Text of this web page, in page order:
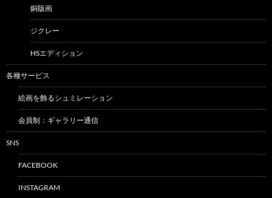
銅版画
ジクレー
HSエディション
各種サービス
絵画を飾るシュミレーション
会員制：ギャラリー通信
SNS
FACEBOOK
INSTAGRAM